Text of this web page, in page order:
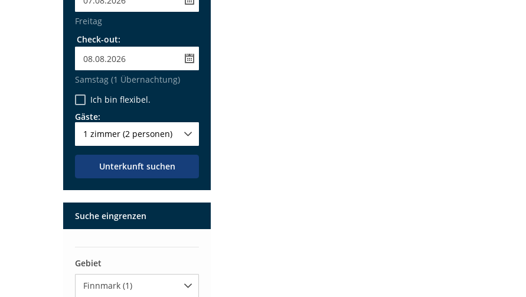
Freitag
Check-out:
Samstag (1 Übernachtung)
Ich bin flexibel.
Gäste:
1 zimmer (2 personen)
Unterkunft suchen
Suche eingrenzen
Gebiet